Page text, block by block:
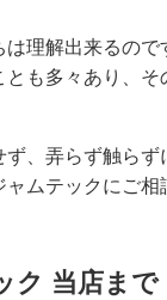
は理解出来るので
とも多々あり、そ
ず、弄らず触らず
ャムテックにご相
ク 当店まで